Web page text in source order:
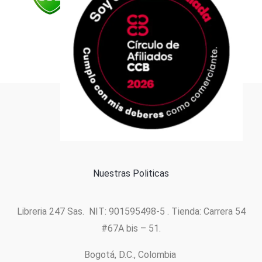
Formas de pago
Nuestras Politicas
Libreria 247 Sas. NIT: 901595498-5 . Tienda: Carrera 54
#67A bis – 51.
Bogotá, D.C., Colombia